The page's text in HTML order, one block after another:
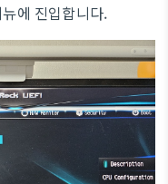
에 진입합니다.